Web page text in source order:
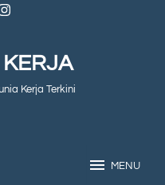
KERJA
Kerja Terkini
MENU